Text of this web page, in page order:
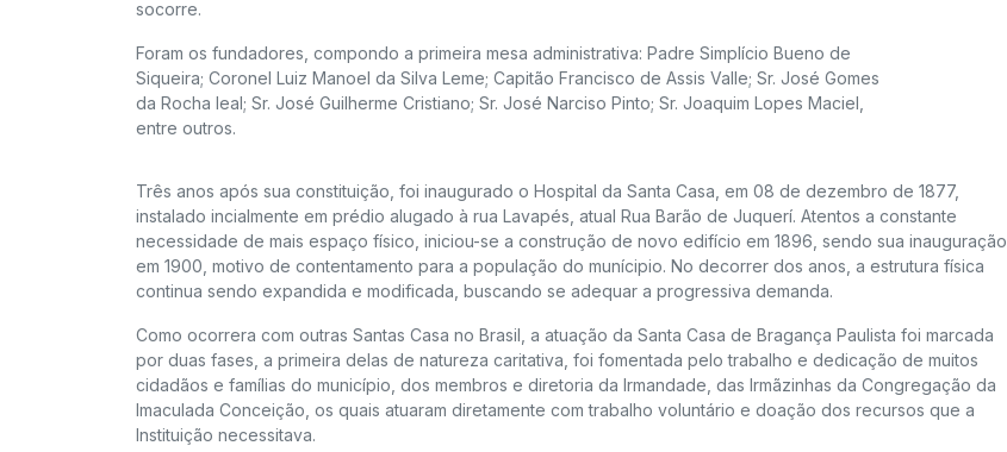
socorre.
Foram os fundadores, compondo a primeira mesa administrativa: Padre Simplício Bueno de
Siqueira; Coronel Luiz Manoel da Silva Leme; Capitão Francisco de Assis Valle; Sr. José Gomes
da Rocha leal; Sr. José Guilherme Cristiano; Sr. José Narciso Pinto; Sr. Joaquim Lopes Maciel,
entre outros.
Três anos após sua constituição, foi inaugurado o Hospital da Santa Casa, em 08 de dezembro de 1877,
instalado incialmente em prédio alugado à rua Lavapés, atual Rua Barão de Juquerí. Atentos a constante
necessidade de mais espaço físico, iniciou-se a construção de novo edifício em 1896, sendo sua inauguração
em 1900, motivo de contentamento para a população do munícipio. No decorrer dos anos, a estrutura física
continua sendo expandida e modificada, buscando se adequar a progressiva demanda.
Como ocorrera com outras Santas Casa no Brasil, a atuação da Santa Casa de Bragança Paulista foi marcada
por duas fases, a primeira delas de natureza caritativa, foi fomentada pelo trabalho e dedicação de muitos
cidadãos e famílias do município, dos membros e diretoria da Irmandade, das Irmãzinhas da Congregação da
Imaculada Conceição, os quais atuaram diretamente com trabalho voluntário e doação dos recursos que a
Instituição necessitava.